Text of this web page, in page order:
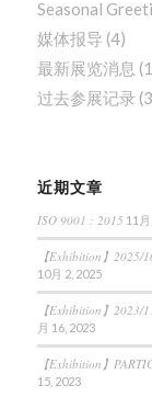
Seasonal
媒体报导 (4)
最新展览消息
过去参展记录
近期文章
ISO 9001 : 2015 11
【Exhibition】2025/
10月 2, 2025
【Exhibition】2023/
月 16, 2023
【Exhibition】
15, 2023